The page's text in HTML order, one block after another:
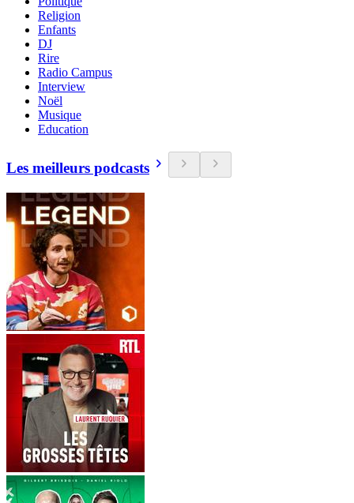
Religion
Enfants
DJ
Rire
Radio Campus
Interview
Noël
Musique
Education
Les meilleurs podcasts